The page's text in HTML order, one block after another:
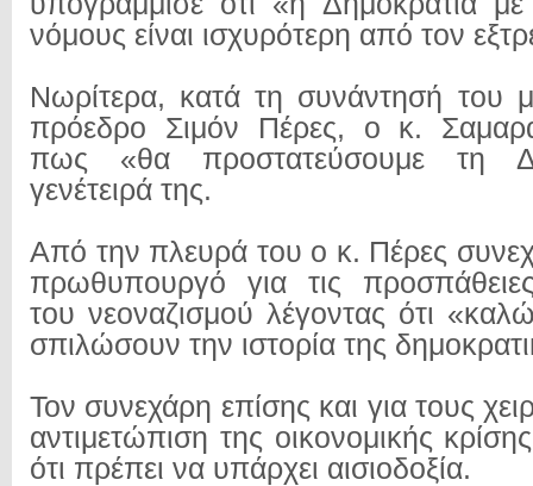
νόμους είναι ισχυρότερη από τον
Νωρίτερα, κατά τη συνάντησή του
πρόεδρο Σιμόν Πέρες, ο κ.
πως «θα προστατεύσουμε τη
γενέτειρά της.
Από την πλευρά του ο κ. Πέρες
πρωθυπουργό για τις
του νεοναζισμού λέγοντας ότι
σπιλώσουν την ιστορία της
Τον συνεχάρη επίσης και για τους
αντιμετώπιση της οικονομικής
ότι πρέπει να υπάρχει αισιοδοξία.